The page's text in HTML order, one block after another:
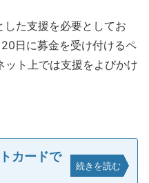
た支援を必要としてお
日に募金を受け付けるペ
ット上では支援をよびかけ
カードで
続きを読む